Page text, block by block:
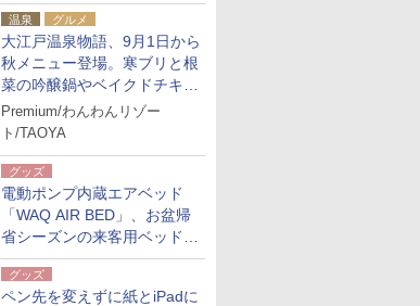
2台体制
温泉 グルメ
大江戸温泉物語、9月1日から
秋メニュー登場。寒ブリと根
菜の吟醸鍋やベイクドチキ
ン、ショコラ＆栗スイーツも
食べ放題に
Premium/わんわんリゾー
ト/TAOYA
グッズ
電動ポンプ内蔵エアベッド
「WAQ AIR BED」、お盆帰
省シーズンの来客用ベッドに
も。使用後は収納バッグでコ
ンパクトに保管
グッズ
ペン先を変えずに紙とiPadに